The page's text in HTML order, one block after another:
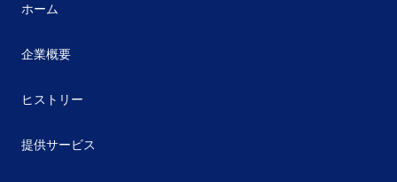
ホーム
企業概要
ヒストリー
提供サービス